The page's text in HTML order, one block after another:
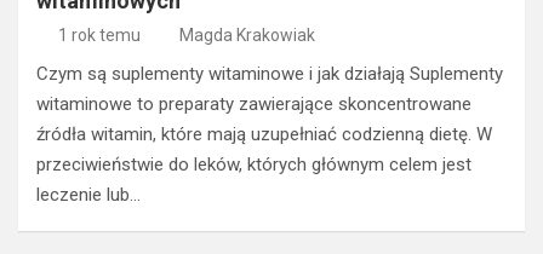
1 rok temu Magda Krakowiak
Czym są suplementy witaminowe i jak działają Suplementy
witaminowe to preparaty zawierające skoncentrowane
źródła witamin, które mają uzupełniać codzienną dietę. W
przeciwieństwie do leków, których głównym celem jest
leczenie lub…